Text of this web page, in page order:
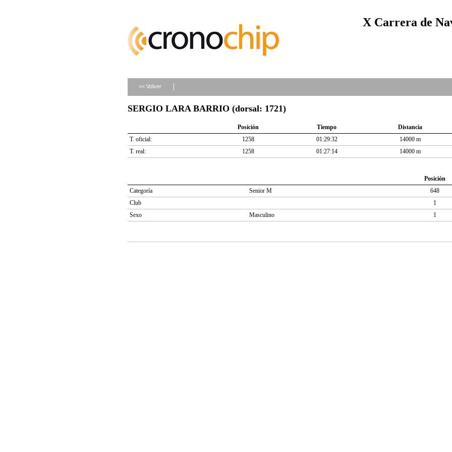
X Carrera de
<< Volver
SERGIO LARA BARRIO (dorsal: 1721)
Posición Tiempo Distancia
T. oficial:
1258 01:29:32 14000 m
T. real:
1258 01:27:14 14000 m
Posición
Categoría
Senior M 648
Club
1
Sexo
Masculino 1